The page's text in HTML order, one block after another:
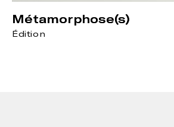
Métamorphose(s)
Édition